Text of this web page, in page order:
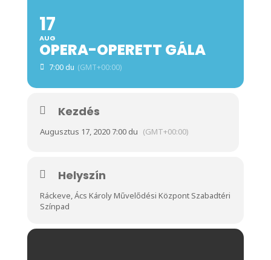
17
AUG
OPERA-OPERETT GÁLA
7:00 du (GMT+00:00)
Kezdés
Augusztus 17, 2020 7:00 du (GMT+00:00)
Helyszín
Ráckeve, Ács Károly Művelődési Központ Szabadtéri
Színpad